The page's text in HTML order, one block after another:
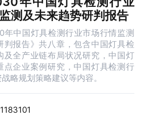
测及未来趋势研判报告
年中国灯具检测行业市场行情监测
判报告》共八章，包含中国灯具检
及全产业链布局状况研究，中国灯
点企业案例研究，中国灯具检测行
略规划策略建议等内容。